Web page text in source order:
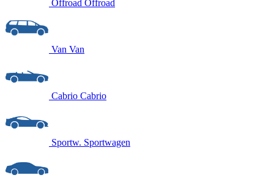
Offroad Offroad
Van Van
Cabrio Cabrio
Sportw. Sportwagen